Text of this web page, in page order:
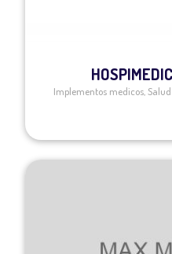
Implementos medicos ,